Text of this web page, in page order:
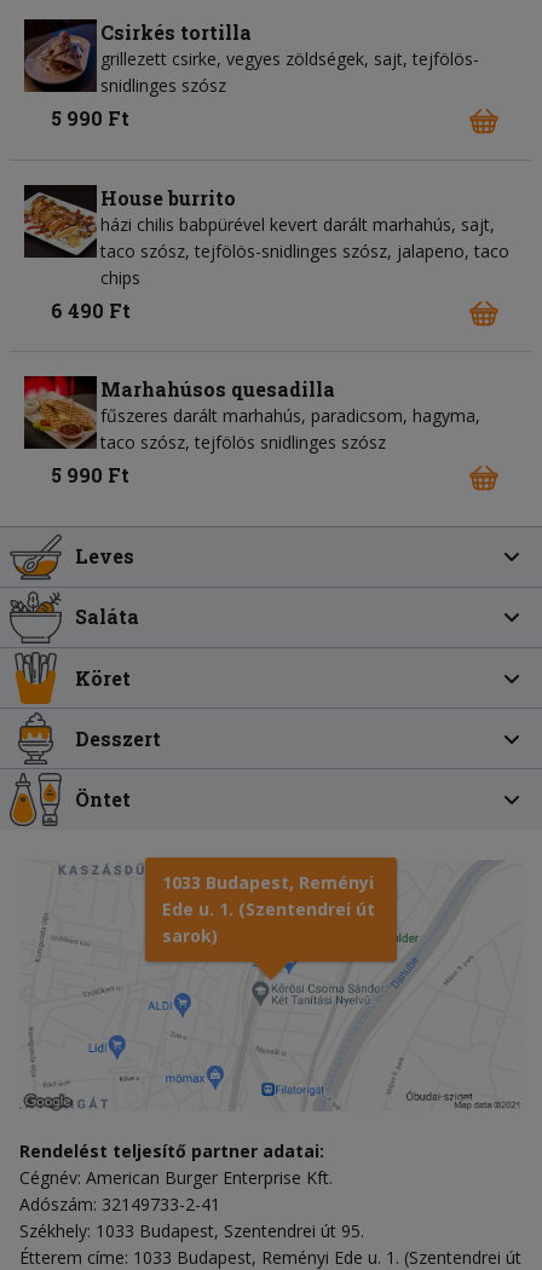
Csirkés tortilla
grillezett csirke, vegyes zöldségek, sajt, tejfölös-
snidlinges szósz
5 990 Ft
House burrito
házi chilis babpürével kevert darált marhahús, sajt,
taco szósz, tejfölös-snidlinges szósz, jalapeno, taco
chips
6 490 Ft
Marhahúsos quesadilla
fűszeres darált marhahús, paradicsom, hagyma,
taco szósz, tejfölös snidlinges szósz
5 990 Ft
Leves
Saláta
Köret
Desszert
Öntet
1033 Budapest, Reményi
Ede u. 1. (Szentendrei út
sarok)
Rendelést teljesítő partner adatai:
Cégnév: American Burger Enterprise Kft.
Adószám: 32149733-2-41
Székhely: 1033 Budapest, Szentendrei út 95.
Étterem címe: 1033 Budapest, Reményi Ede u. 1. (Szentendrei út